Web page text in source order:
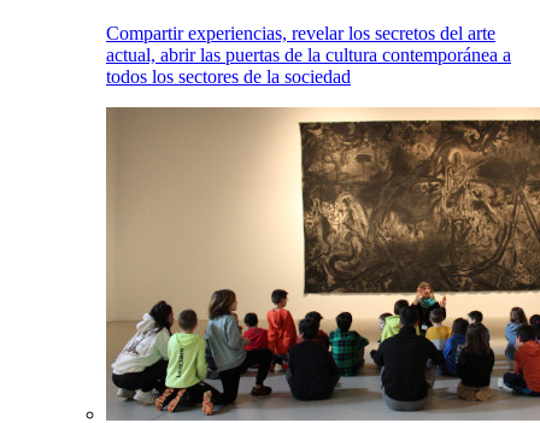
Compartir experiencias, revelar los secretos del arte
actual, abrir las puertas de la cultura contemporánea a
todos los sectores de la sociedad